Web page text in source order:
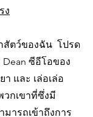
ง
ตว์ของฉัน โปรด
ซีอีโอของ
และ เล่อเล่อ
วกเขาที่ซึ่งมี
ารถเข้าถึงการ